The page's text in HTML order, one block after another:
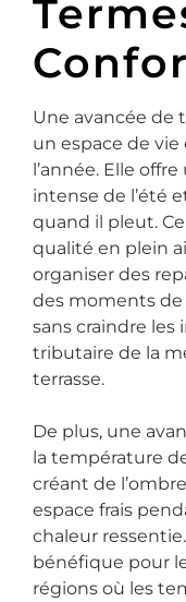
Une avancée de
un espace de
l’année. Elle
intense de l’été
quand il pleut.
qualité en plein
organiser des
des moments
sans craindre les
tributaire de la
terrasse.
De plus, une
la température
créant de
espace frais
chaleur
bénéfique pour
régions où les